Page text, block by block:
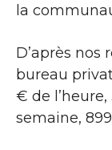
la
D’après nos
bureau
€ de
semaine,